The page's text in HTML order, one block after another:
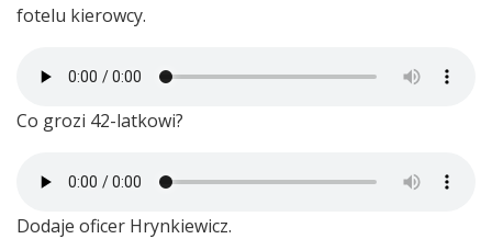
fotelu kierowcy.
Co grozi 42-latkowi?
Dodaje oficer Hrynkiewicz.